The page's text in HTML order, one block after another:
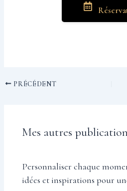
PRÉCÉDENT
Mes autres
Personnaliser chaque
idées et inspirations pour